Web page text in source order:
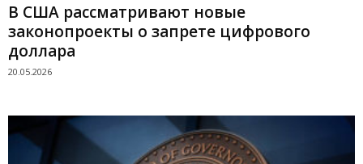
В США рассматривают новые
законопроекты о запрете цифрового
доллара
20.05.2026